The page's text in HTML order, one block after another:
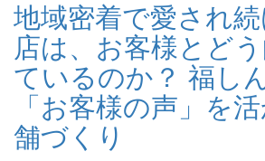
地域密着で愛され
店は、お客様とど
ているのか？ 福し
「お客様の声」を
舗づくり